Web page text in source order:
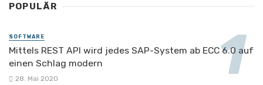
POPULÄR
SOFTWARE
Mittels REST API wird jedes SAP-System ab ECC 6.0 auf
einen Schlag modern
28. Mai 2020